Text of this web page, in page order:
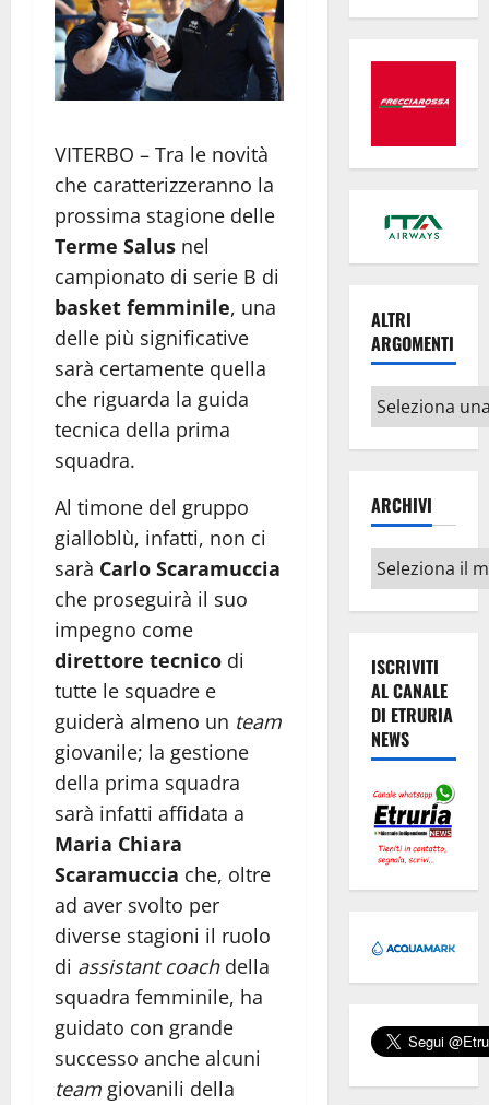
VITERBO – Tra le novità
che caratterizzeranno la
prossima stagione delle
Terme Salus nel
campionato di serie B di
basket femminile, una
delle più significative
sarà certamente quella
che riguarda la guida
tecnica della prima
squadra.
Al timone del gruppo
gialloblù, infatti, non ci
sarà Carlo Scaramuccia
che proseguirà il suo
impegno come
direttore tecnico di
tutte le squadre e
guiderà almeno un team
giovanile; la gestione
della prima squadra
sarà infatti affidata a
Maria Chiara
Scaramuccia che, oltre
ad aver svolto per
diverse stagioni il ruolo
di assistant coachdella
squadra femminile, ha
guidato con grande
successo anche alcuni
team giovanili della
ALTRI
ARGOMENTI
Altri
argomenti
ARCHIVI
Archivi
ISCRIVITI
AL CANALE
DI ETRURIA
NEWS